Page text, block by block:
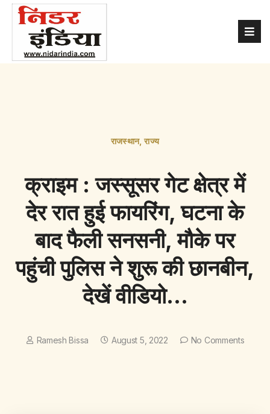
राजस्थान,राज्य
क्राइम : जस्सूसर गेट क्षेत्र में
देर रात हुई फायरिंग, घटना के
बाद फैली सनसनी, मौके पर
पहुंची पुलिस ने शुरू की छानबीन,
देखें वीडियो…
Ramesh Bissa August 5, 2022 No Comments